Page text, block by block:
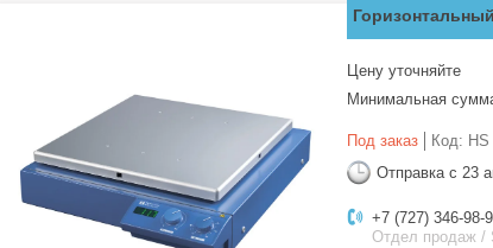
Цену уточняйте
Минимальная
Под заказ Код:
Отправка с 23
+7 (727) 346-98-
Отдел продаж /